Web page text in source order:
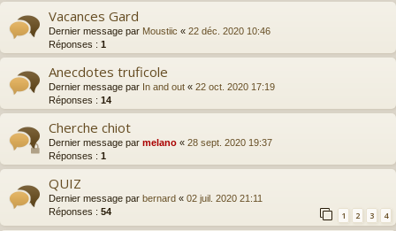
Vacances Gard
Dernier message par Moustiic « 22 déc. 2020 10:46
Réponses : 1
Anecdotes truficole
Dernier message par In and out « 22 oct. 2020 17:19
Réponses : 14
Cherche chiot
Dernier message par melano « 28 sept. 2020 19:37
Réponses : 1
QUIZ
Dernier message par bernard « 02 juil. 2020 21:11
Réponses : 54 1 2 3 4